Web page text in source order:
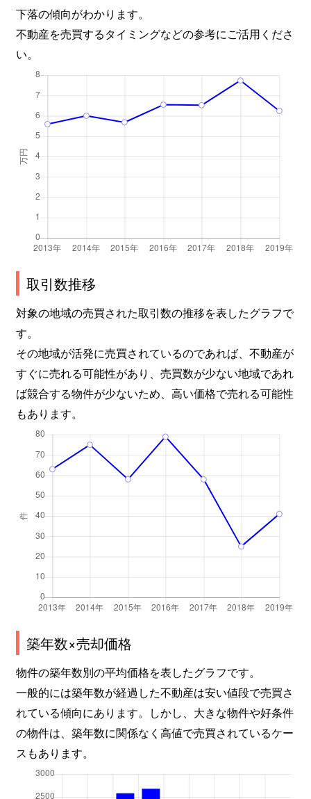
下落の傾向がわかります。
不動産を売買するタイミングなどの参考にご活用くださ
い。
取引数推移
対象の地域の売買された取引数の推移を表したグラフで
す。
その地域が活発に売買されているのであれば、不動産が
すぐに売れる可能性があり、売買数が少ない地域であれ
ば競合する物件が少ないため、高い価格で売れる可能性
もあります。
築年数×売却価格
物件の築年数別の平均価格を表したグラフです。
一般的には築年数が経過した不動産は安い値段で売買さ
れている傾向にあります。しかし、大きな物件や好条件
の物件は、築年数に関係なく高値で売買されているケー
スもあります。